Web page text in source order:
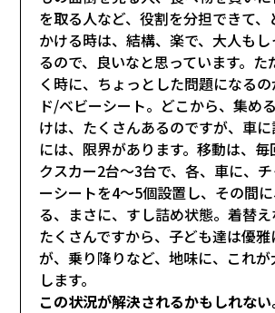
を取る人など、役割を分担できて
かける時は、結構、楽で、大人も
るので、良いなと思っています。た
く時に、ちょっとした問題になる
ド/ベビーシート。どこから、集め
けは、たくさんあるのですが、車
には、限界があります。移動は、毎
クスカー2台～3台で、各、車に、
ーシートを4～5個設置し、その間
る、まさに、すし詰め状態。着替
たくさんですから、子ども達は優雅
が、乗り降りなど、地味に、これが
します。
この状況が解決されるかもしれない